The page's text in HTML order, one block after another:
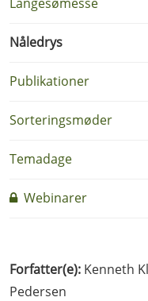
Nåledrys
Publikationer
Sorteringsmøder
Temadage
Webinarer
Forfatter(e): Kenneth
Pedersen